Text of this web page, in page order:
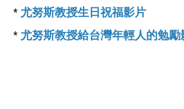
* 尤努斯教授生日祝福影片
* 尤努斯教授給台灣年輕人的勉勵